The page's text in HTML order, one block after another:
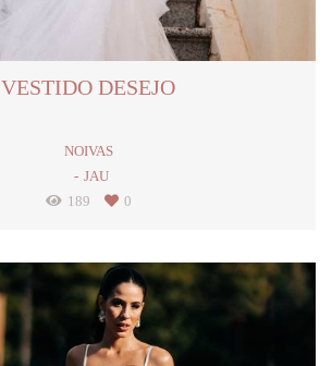
VESTIDO DESEJO
NOIVAS
JAU
189
0